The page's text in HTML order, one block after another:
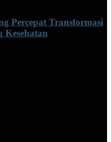
Percepat Transformasi
Kesehatan